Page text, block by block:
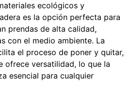
ecológicos y
es la opción perfecta para
prendas de alta calidad,
con el medio ambiente. La
el proceso de poner y quitar,
ofrece versatilidad, lo que la
esencial para cualquier